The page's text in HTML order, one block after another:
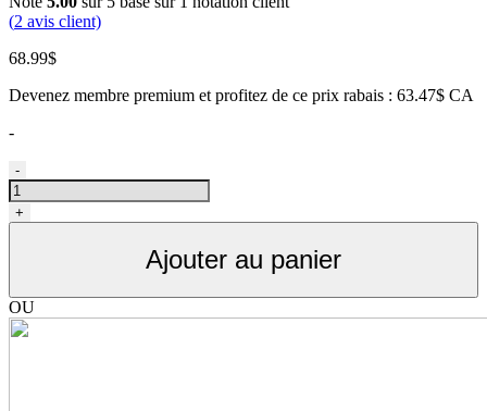
(2 avis client)
68.99$
Devenez membre premium et profitez de ce prix rabais : 63.47$ CA
-
quantité
de
Attache
de
toilettage
d'animaux,
-
+
Ajouter au panier
OU